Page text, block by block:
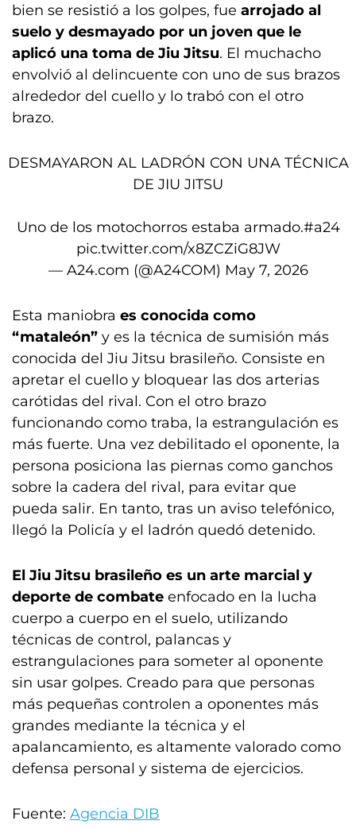
bien se resistió a los golpes, fue arrojado al
suelo y desmayado por un joven que le
aplicó una toma de Jiu Jitsu. El muchacho
envolvió al delincuente con uno de sus brazos
alrededor del cuello y lo trabó con el otro
brazo.
DESMAYARON AL LADRÓN CON UNA TÉCNICA
DE JIU JITSU
Uno de los motochorros estaba armado.#a24
pic.twitter.com/x8ZCZiG8JW
— A24.com (@A24COM) May 7, 2026
Esta maniobra es conocida como
“mataleón” y es la técnica de sumisión más
conocida del Jiu Jitsu brasileño. Consiste en
apretar el cuello y bloquear las dos arterias
carótidas del rival. Con el otro brazo
funcionando como traba, la estrangulación es
más fuerte. Una vez debilitado el oponente, la
persona posiciona las piernas como ganchos
sobre la cadera del rival, para evitar que
pueda salir. En tanto, tras un aviso telefónico,
llegó la Policía y el ladrón quedó detenido.
El Jiu Jitsu brasileño es un arte marcial y
deporte de combate enfocado en la lucha
cuerpo a cuerpo en el suelo, utilizando
técnicas de control, palancas y
estrangulaciones para someter al oponente
sin usar golpes. Creado para que personas
más pequeñas controlen a oponentes más
grandes mediante la técnica y el
apalancamiento, es altamente valorado como
defensa personal y sistema de ejercicios.
Fuente: Agencia DIB